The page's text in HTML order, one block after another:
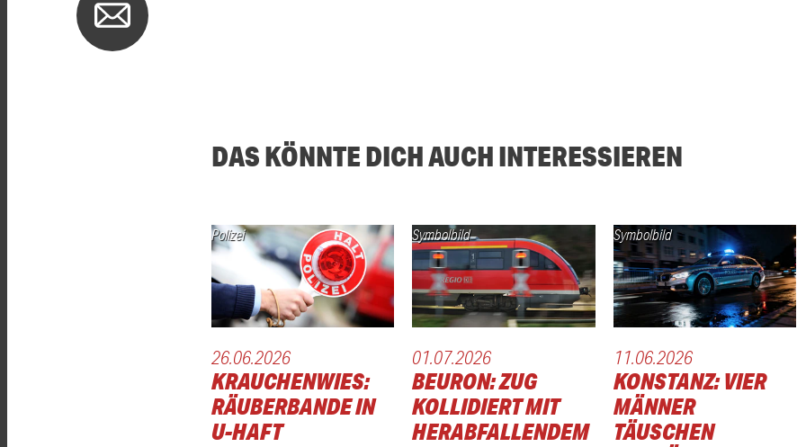
DAS KÖNNTE DICH AUCH INTERESSIEREN
Polizei
26.06.2026
KRAUCHENWIES:
RÄUBERBANDE IN
U-HAFT
Symbolbild
01.07.2026
BEURON: ZUG
KOLLIDIERT MIT
HERABFALLENDEM
Symbolbild
11.06.2026
KONSTANZ: VIER
MÄNNER
TÄUSCHEN